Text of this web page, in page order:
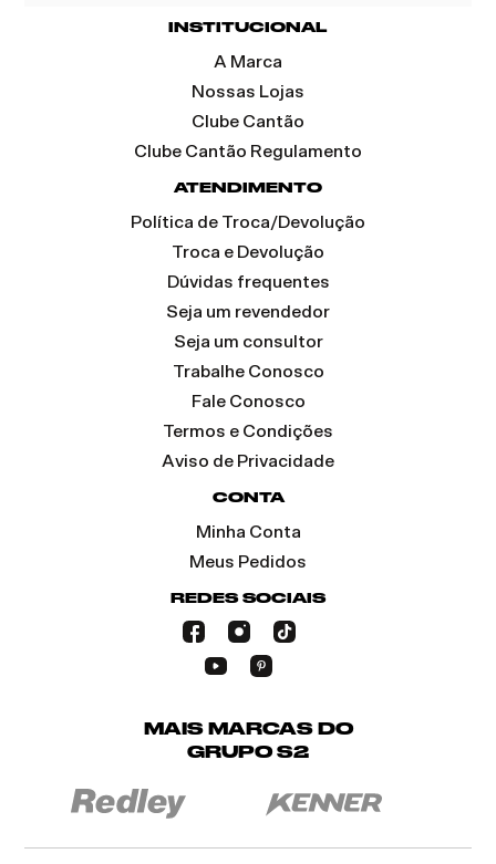
INSTITUCIONAL
A Marca
Nossas Lojas
Clube Cantão
Clube Cantão Regulamento
ATENDIMENTO
Política de Troca/Devolução
Troca e Devolução
Dúvidas frequentes
Seja um revendedor
Seja um consultor
Trabalhe Conosco
Fale Conosco
Termos e Condições
Aviso de Privacidade
CONTA
Minha Conta
Meus Pedidos
REDES SOCIAIS
MAIS MARCAS DO
GRUPO S2